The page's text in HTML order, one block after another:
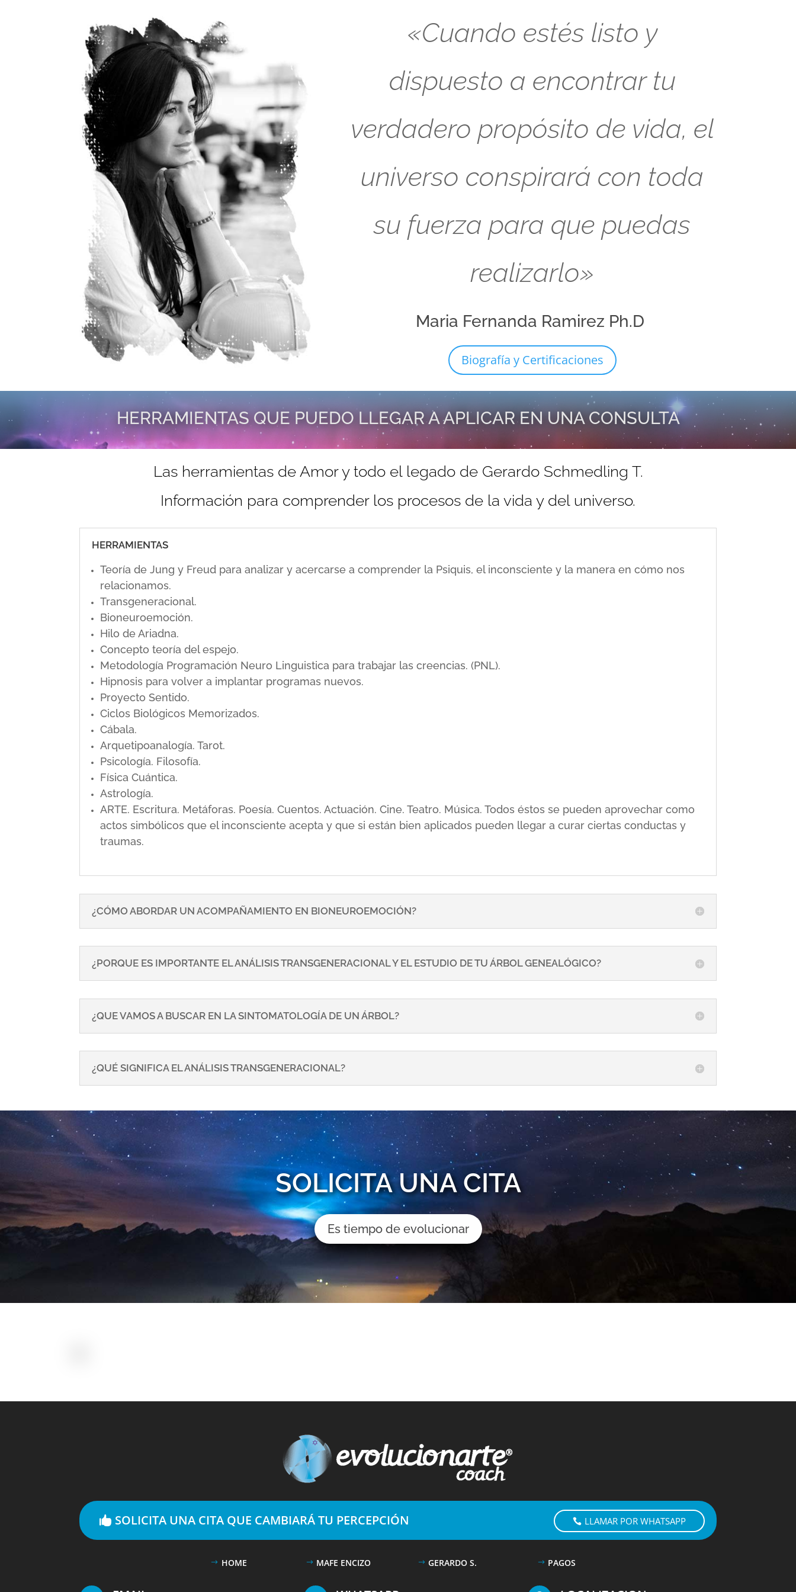
«Cuando estés listo y
dispuesto a encontrar tu
verdadero propósito de vida, el
universo conspirará con toda
su fuerza para que puedas
realizarlo»
Maria Fernanda Ramirez Ph.D
Biografía y Certificaciones
HERRAMIENTAS QUE PUEDO LLEGAR A APLICAR EN UNA CONSULTA
Las herramientas de Amor y todo el legado de Gerardo Schmedling T.
Información para comprender los procesos de la vida y del universo.
HERRAMIENTAS
Teoría de Jung y Freud para analizar y acercarse a comprender la Psiquis, el inconsciente y la manera en cómo nos
relacionamos.
Transgeneracional.
Bioneuroemoción.
Hilo de Ariadna.
Concepto teoría del espejo.
Metodología Programación Neuro Linguistica para trabajar las creencias. (PNL).
Hipnosis para volver a implantar programas nuevos.
Proyecto Sentido.
Ciclos Biológicos Memorizados.
Cábala.
Arquetipoanalogía. Tarot.
Psicología. Filosofía.
Física Cuántica.
Astrología.
ARTE. Escritura. Metáforas. Poesía. Cuentos. Actuación. Cine. Teatro. Música. Todos éstos se pueden aprovechar como
actos simbólicos que el inconsciente acepta y que si están bien aplicados pueden llegar a curar ciertas conductas y
traumas.
¿CÓMO ABORDAR UN ACOMPAÑAMIENTO EN BIONEUROEMOCIÓN?
¿PORQUE ES IMPORTANTE EL ANÁLISIS TRANSGENERACIONAL Y EL ESTUDIO DE TU ÁRBOL GENEALÓGICO?
¿QUE VAMOS A BUSCAR EN LA SINTOMATOLOGÍA DE UN ÁRBOL?
¿QUÉ SIGNIFICA EL ANÁLISIS TRANSGENERACIONAL?
SOLICITA UNA CITA
Es tiempo de evolucionar
SOLICITA UNA CITA QUE CAMBIARÁ TU PERCEPCIÓN LLAMAR POR WHATSAPP
HOME MAFE ENCIZO GERARDO S. PAGOS